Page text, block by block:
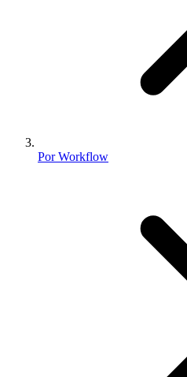
Por Workflow